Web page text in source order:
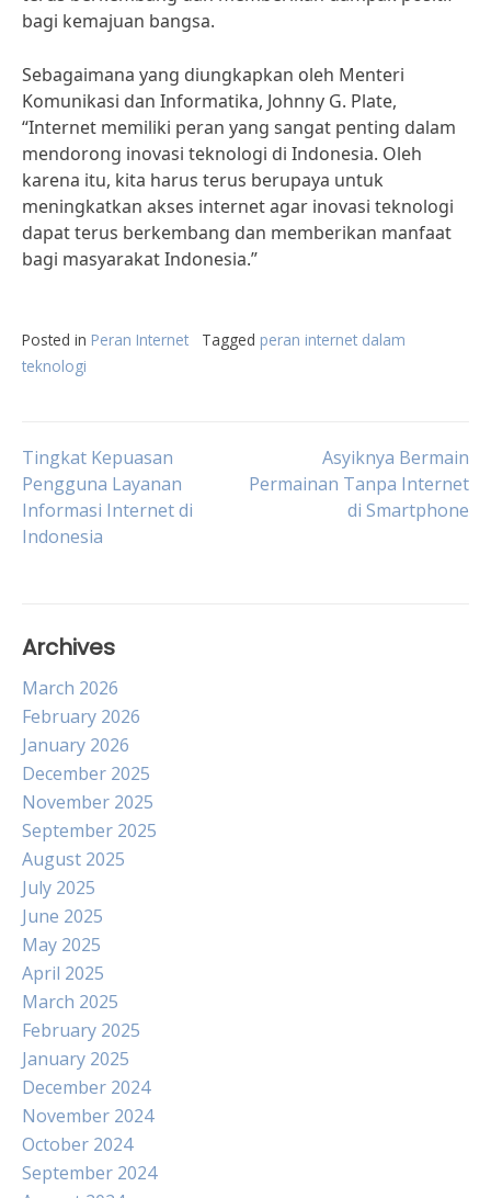
bagi kemajuan bangsa.
Sebagaimana yang diungkapkan oleh Menteri
Komunikasi dan Informatika, Johnny G. Plate,
“Internet memiliki peran yang sangat penting dalam
mendorong inovasi teknologi di Indonesia. Oleh
karena itu, kita harus terus berupaya untuk
meningkatkan akses internet agar inovasi teknologi
dapat terus berkembang dan memberikan manfaat
bagi masyarakat Indonesia.”
Posted in Peran Internet Tagged peran internet dalam
teknologi
Post
navigation
Tingkat Kepuasan
Pengguna Layanan
Informasi Internet di
Indonesia
Asyiknya Bermain
Permainan Tanpa Internet
di Smartphone
Archives
March 2026
February 2026
January 2026
December 2025
November 2025
September 2025
August 2025
July 2025
June 2025
May 2025
April 2025
March 2025
February 2025
January 2025
December 2024
November 2024
October 2024
September 2024